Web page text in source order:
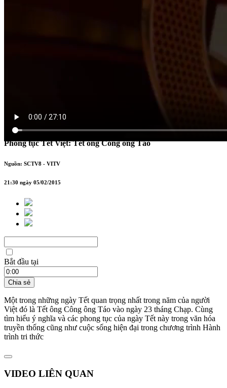
Phong tục Tết Việt: Tết ông Công ông Táo
Nguồn: SCTV8 - VITV
21:30 ngày 05/02/2015
Bắt đầu tại
Chia sẻ
Một trong những ngày Tết quan trọng nhất trong năm của người
Việt đó là Tết ông Công ông Táo vào ngày 23 tháng Chạp. Cùng
tìm hiểu ý nghĩa và các phong tục của ngày Tết này trong văn hóa
truyền thống cũng như cuộc sống hiện đại trong chương trình Hành
trình tri thức
VIDEO LIÊN QUAN